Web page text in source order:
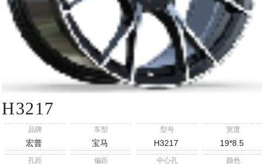
H3217
品牌
宏普
车型
宝马
型号
H3217
宽度
19*8.5
孔距 偏距 中心孔 颜色